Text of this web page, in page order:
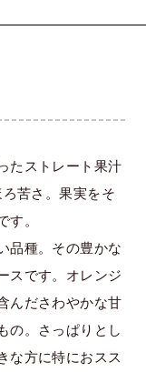
たストレート果汁
苦さ。果実をそ
。
品種。その豊かな
スです。オレンジ
んださわやかな甘
の。さっぱりとし
な方に特におスス